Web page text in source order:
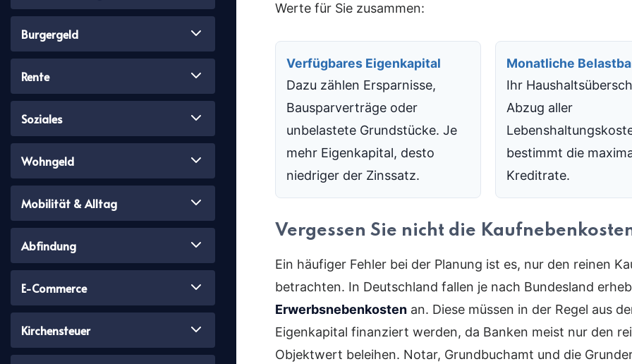
Burgergeld
Rente
Soziales
Wohngeld
Mobilität & Alltag
Abfindung
E-Commerce
Kirchensteuer
Werte für Sie zusammen:
Verfügbares Eigenkapital
Dazu zählen Ersparnisse,
Bausparverträge oder
unbelastete Grundstücke. Je
mehr Eigenkapital, desto
niedriger der Zinssatz.
Monatliche
Ihr
Abzug aller
bestimmt die
Kreditrate.
Vergessen Sie nicht die
Ein häufiger Fehler bei der Planung ist es, nur den reinen
betrachten. In Deutschland fallen je nach Bundesland
Erwerbsnebenkosten an. Diese müssen in der Regel aus
Eigenkapital finanziert werden, da Banken meist nur den
Objektwert beleihen. Notar, Grundbuchamt und die